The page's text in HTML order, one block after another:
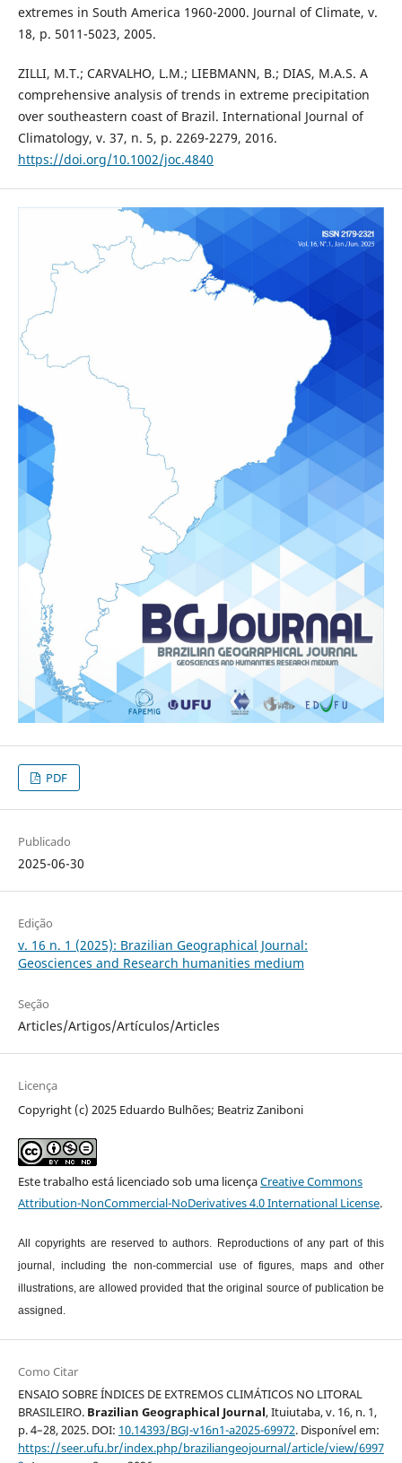
extremes in South America 1960-2000. Journal of Climate, v.
18, p. 5011-5023, 2005.
ZILLI, M.T.; CARVALHO, L.M.; LIEBMANN, B.; DIAS, M.A.S. A
comprehensive analysis of trends in extreme precipitation
over southeastern coast of Brazil. International Journal of
Climatology, v. 37, n. 5, p. 2269-2279, 2016.
https://doi.org/10.1002/joc.4840
PDF
Publicado
2025-06-30
Edição
v. 16 n. 1 (2025): Brazilian Geographical Journal:
Geosciences and Research humanities medium
Seção
Articles/Artigos/Artículos/Articles
Licença
Copyright (c) 2025 Eduardo Bulhões; Beatriz Zaniboni
Este trabalho está licenciado sob uma licençaCreative Commons
Attribution-NonCommercial-NoDerivatives 4.0 International License.
All copyrights are reserved to authors. Reproductions of any part of this
journal, including the non-commercial use of figures, maps and other
illustrations, are allowed provided that the original source of publication be
assigned.
Como Citar
ENSAIO SOBRE ÍNDICES DE EXTREMOS CLIMÁTICOS NO LITORAL
BRASILEIRO. Brazilian Geographical Journal, Ituiutaba, v. 16, n. 1,
p. 4–28, 2025. DOI: 10.14393/BGJ-v16n1-a2025-69972. Disponível em:
https://seer.ufu.br/index.php/braziliangeojournal/article/view/6997